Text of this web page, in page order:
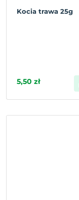
Kocia trawa 25g
5,50 zł